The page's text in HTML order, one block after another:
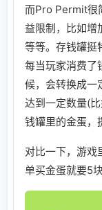
而Pro Permit很
益限制，比如增
等等。存钱罐挺
每当玩家消费了
候，会转换成一
达到一定数量(
钱罐里的金蛋，
对比一下，游戏
单买金蛋就要5